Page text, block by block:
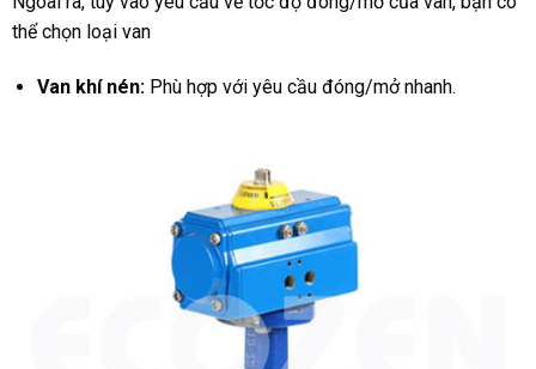
thể chọn loại van
Van khí nén:Phù hợp với yêu cầu đóng/mở nhanh.